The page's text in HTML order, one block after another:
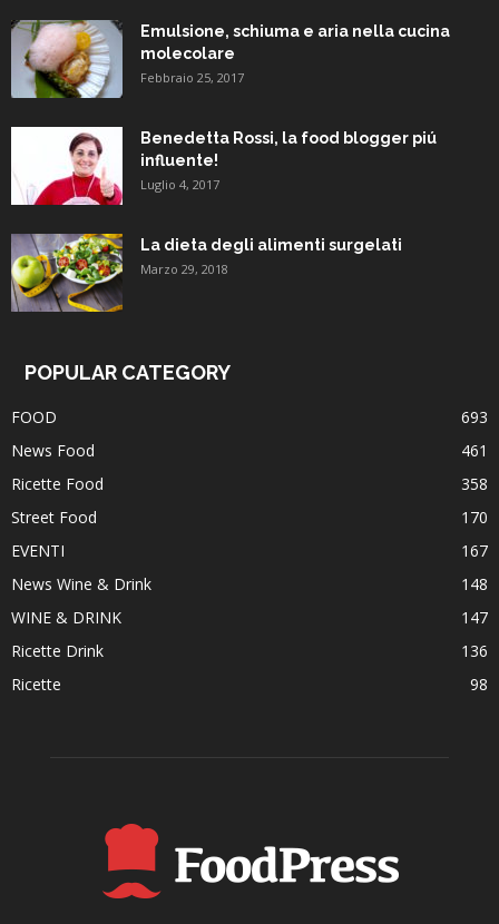
Emulsione, schiuma e aria nella cucina
molecolare
Febbraio 25, 2017
Benedetta Rossi, la food blogger piú
influente!
Luglio 4, 2017
La dieta degli alimenti surgelati
Marzo 29, 2018
POPULAR CATEGORY
FOOD
693
News Food
461
Ricette Food
358
Street Food
170
EVENTI
167
News Wine & Drink
148
WINE & DRINK
147
Ricette Drink
136
Ricette
98